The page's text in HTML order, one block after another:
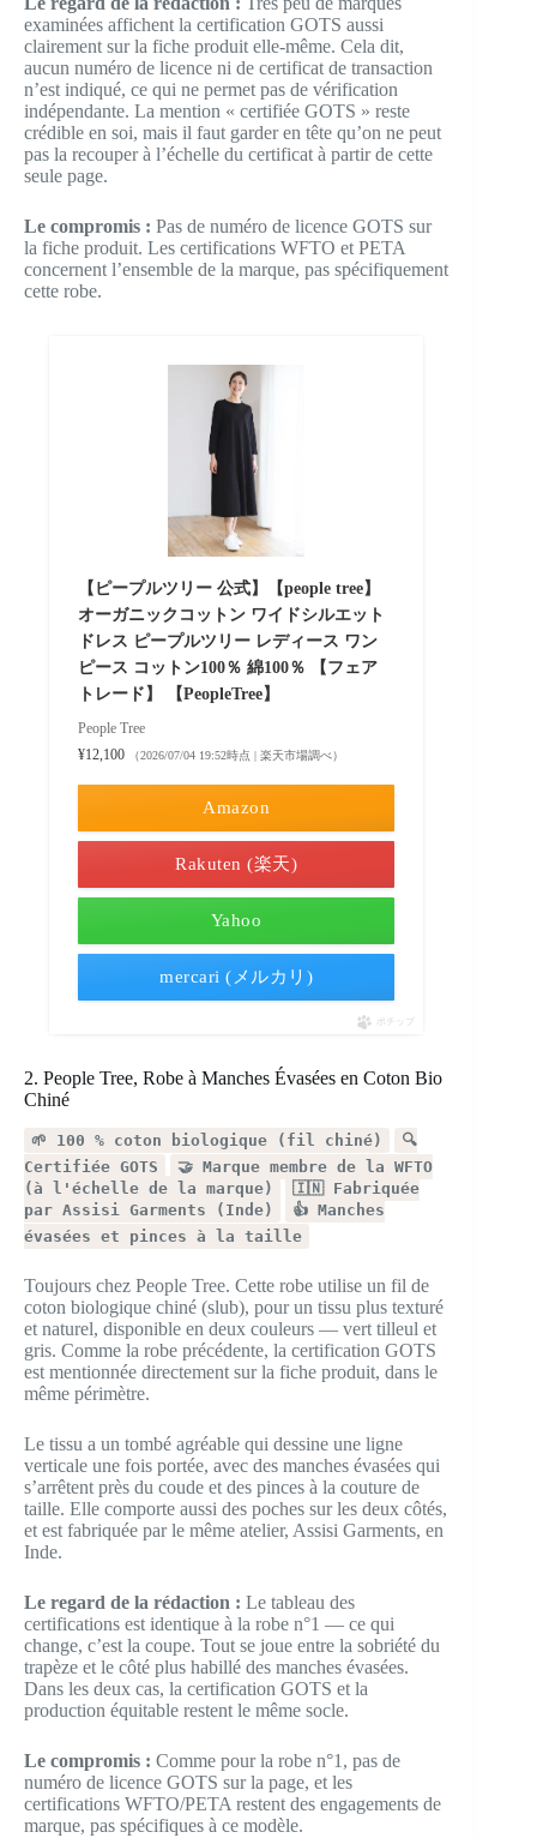
examinées affichent la certification GOTS aussi
clairement sur la fiche produit elle-même. Cela dit,
aucun numéro de licence ni de certificat de transaction
n’est indiqué, ce qui ne permet pas de vérification
indépendante. La mention « certifiée GOTS » reste
crédible en soi, mais il faut garder en tête qu’on ne peut
pas la recouper à l’échelle du certificat à partir de cette
seule page.
Le compromis : Pas de numéro de licence GOTS sur
la fiche produit. Les certifications WFTO et PETA
concernent l’ensemble de la marque, pas spécifiquement
cette robe.
【ピープルツリー 公式】【people tree】
オーガニックコットン ワイドシルエット
ドレス ピープルツリー レディース ワン
ピース コットン100％ 綿100％ 【フェア
トレード】 【PeopleTree】
People Tree
¥12,100
（2026/07/04 19:52時点 | 楽天市場調べ）
Amazon
Rakuten (楽天)
Yahoo
mercari (メルカリ)
ポチップ
2. People Tree, Robe à Manches Évasées en Coton Bio
Chiné
🌱 100 % coton biologique (fil chiné)
🔍
Certifiée GOTS
🤝 Marque membre de la WFTO
(à l'échelle de la marque)
🇮🇳 Fabriquée
par Assisi Garments (Inde)
👍 Manches
évasées et pinces à la taille
Toujours chez People Tree. Cette robe utilise un fil de
coton biologique chiné (slub), pour un tissu plus texturé
et naturel, disponible en deux couleurs — vert tilleul et
gris. Comme la robe précédente, la certification GOTS
est mentionnée directement sur la fiche produit, dans le
même périmètre.
Le tissu a un tombé agréable qui dessine une ligne
verticale une fois portée, avec des manches évasées qui
s’arrêtent près du coude et des pinces à la couture de
taille. Elle comporte aussi des poches sur les deux côtés,
et est fabriquée par le même atelier, Assisi Garments, en
Inde.
Le regard de la rédaction : Le tableau des
certifications est identique à la robe n°1 — ce qui
change, c’est la coupe. Tout se joue entre la sobriété du
trapèze et le côté plus habillé des manches évasées.
Dans les deux cas, la certification GOTS et la
production équitable restent le même socle.
Le compromis : Comme pour la robe n°1, pas de
numéro de licence GOTS sur la page, et les
certifications WFTO/PETA restent des engagements de
marque, pas spécifiques à ce modèle.